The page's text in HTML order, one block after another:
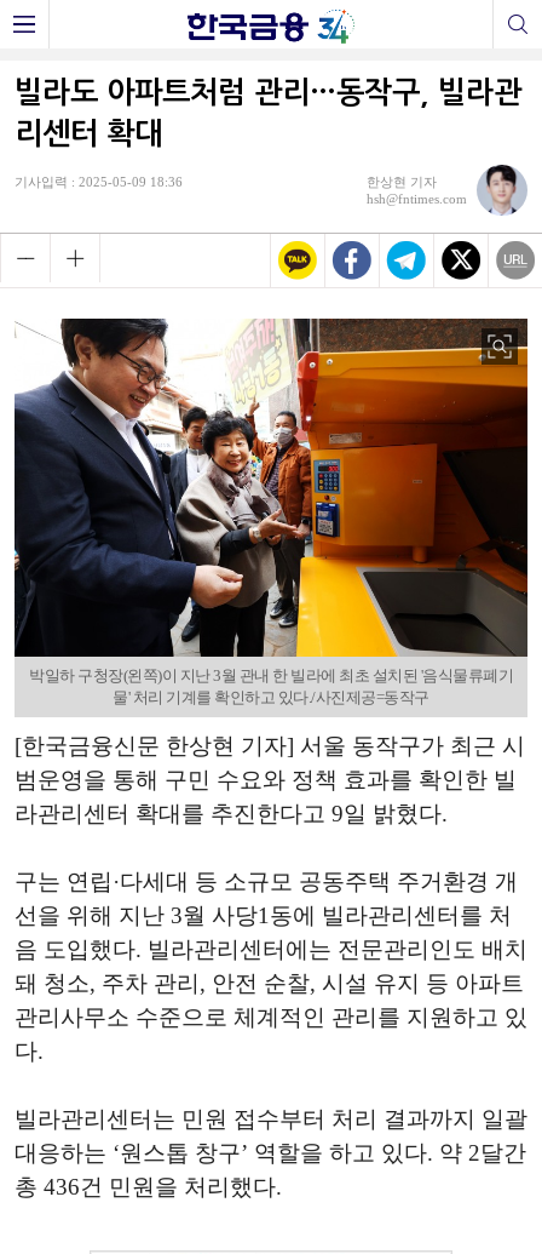
빌라도 아파트처럼 관리…동작구, 빌라관
리센터 확대
기사입력 : 2025-05-09 18:36
한상현 기자
hsh@fntimes.com
박일하 구청장(왼쪽)이 지난 3월 관내 한 빌라에 최초 설치된 '음식물류폐기
물' 처리 기계를 확인하고 있다./사진제공=동작구
[한국금융신문 한상현 기자] 서울 동작구가 최근 시
범운영을 통해 구민 수요와 정책 효과를 확인한 빌
라관리센터 확대를 추진한다고 9일 밝혔다.
구는 연립·다세대 등 소규모 공동주택 주거환경 개
선을 위해 지난 3월 사당1동에 빌라관리센터를 처
음 도입했다. 빌라관리센터에는 전문관리인도 배치
돼 청소, 주차 관리, 안전 순찰, 시설 유지 등 아파트
관리사무소 수준으로 체계적인 관리를 지원하고 있
다.
빌라관리센터는 민원 접수부터 처리 결과까지 일괄
대응하는 ‘원스톱 창구’ 역할을 하고 있다. 약 2달간
총 436건 민원을 처리했다.